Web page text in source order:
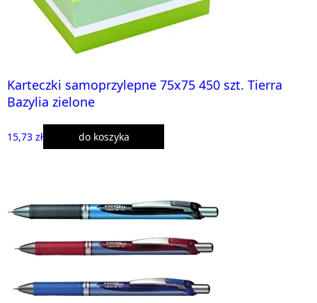
Karteczki samoprzylepne 75x75 450 szt. Tierra
Bazylia zielone
15,73 zł do koszyka